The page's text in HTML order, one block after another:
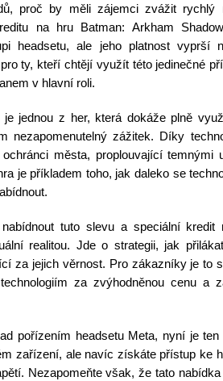
proč by měli zájemci zvážit rychlý
na hru Batman: Arkham
headsetu, ale jeho platnost vyprší
ty, kteří chtějí využít této jedinečné
v hlavní roli.
je jednou z her, která dokáže plně
nezapomenutelný zážitek. Díky
města, proplouvající temnými
je příkladem toho, jak daleko se
tuto slevu a speciální kredit
realitou. Jde o strategii, jak
za jejich věrnost. Pro zákazníky je to
za zvýhodněnou cenu a
pořízením headsetu Meta, nyní je
zařízení, ale navíc získáte přístup ke
Nezapomeňte však, že tato